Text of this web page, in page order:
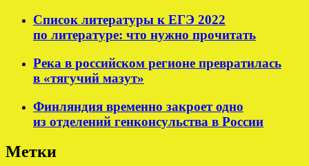
Список литературы к ЕГЭ 2022
по литературе: что нужно прочитать
Река в российском регионе превратилась
в «тягучий мазут»
Финляндия временно закроет одно
из отделений генконсульства в России
Метки